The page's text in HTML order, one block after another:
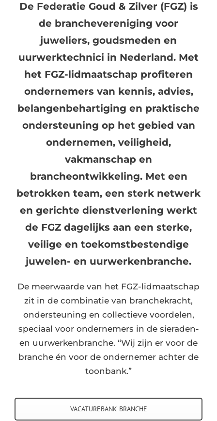
De Federatie Goud & Zilver (FGZ) is
de branchevereniging voor
juweliers, goudsmeden en
uurwerktechnici in Nederland. Met
het FGZ-lidmaatschap profiteren
ondernemers van kennis, advies,
belangenbehartiging en praktische
ondersteuning op het gebied van
ondernemen, veiligheid,
vakmanschap en
brancheontwikkeling. Met een
betrokken team, een sterk netwerk
en gerichte dienstverlening werkt
de FGZ dagelijks aan een sterke,
veilige en toekomstbestendige
juwelen- en uurwerkenbranche.
De meerwaarde van het FGZ-lidmaatschap
zit in de combinatie van branchekracht,
ondersteuning en collectieve voordelen,
speciaal voor ondernemers in de sieraden-
en uurwerkenbranche. “Wij zijn er voor de
branche én voor de ondernemer achter de
toonbank.”
VACATUREBANK BRANCHE